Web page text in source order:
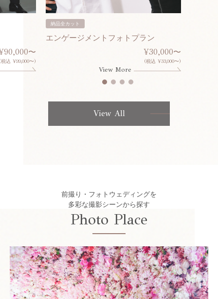
〜
(税込 ¥99,000〜)
納品全カット
エンゲージメントフォトプラン
¥30,000〜
(税込 ¥33,000〜)
View More
View All
前撮り・フォトウェディングを
多彩な撮影シーンから探す
Photo Place